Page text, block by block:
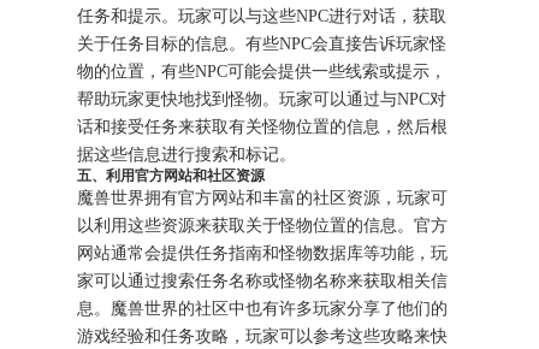
任务和提示。玩家可以与这些NPC进行对话，获取
关于任务目标的信息。有些NPC会直接告诉玩家怪
物的位置，有些NPC可能会提供一些线索或提示，
帮助玩家更快地找到怪物。玩家可以通过与NPC对
话和接受任务来获取有关怪物位置的信息，然后根
据这些信息进行搜索和标记。
五、利用官方网站和社区资源
魔兽世界拥有官方网站和丰富的社区资源，玩家可
以利用这些资源来获取关于怪物位置的信息。官方
网站通常会提供任务指南和怪物数据库等功能，玩
家可以通过搜索任务名称或怪物名称来获取相关信
息。魔兽世界的社区中也有许多玩家分享了他们的
游戏经验和任务攻略，玩家可以参考这些攻略来快